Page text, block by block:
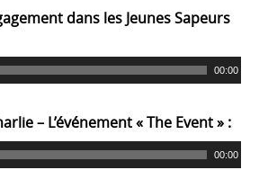
dans les Jeunes Sapeurs
00:00
– L’événement « The Event » :
00:00